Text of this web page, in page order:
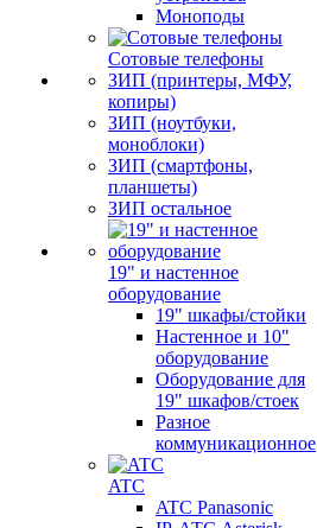
Моноподы
Сотовые телефоны
ЗИП (принтеры, МФУ,
копиры)
ЗИП (ноутбуки,
моноблоки)
ЗИП (смартфоны,
планшеты)
ЗИП остальное
19" и настенное
оборудование
19" шкафы/стойки
Настенное и 10"
оборудование
Оборудование для
19" шкафов/стоек
Разное
коммуникационное
ATC
ATC Panasonic